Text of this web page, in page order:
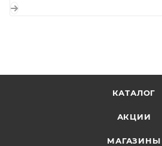
КАТАЛОГ
АКЦИИ
МАГАЗИНЫ